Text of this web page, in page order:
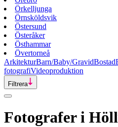
Örkelljunga
Örnsköldsvik
Östersund
Österåker
Östhammar
Övertorneå
ArkitekturBarn/Baby/GravidBostad
fotografiVideoproduktion
Filtrera
Fotograferi